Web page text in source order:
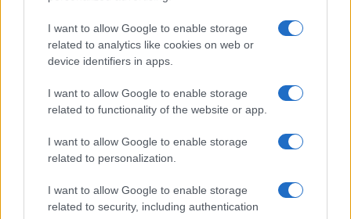
I want to allow Google to enable storage
related to analytics like cookies on web or
device identifiers in apps.
I want to allow Google to enable storage
related to functionality of the website or app.
I want to allow Google to enable storage
related to personalization.
I want to allow Google to enable storage
related to security, including authentication